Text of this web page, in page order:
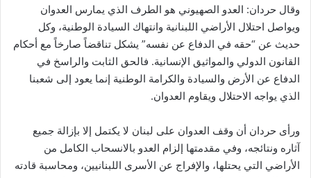
وقال حردان: العدو الصهيوني هو الطرف الذي يمارس العدوان
ويواصل احتلال الأراضي اللبنانية وانتهاك السيادة الوطنية، وكل
حديث عن “حقه في الدفاع عن نفسه” يشكل تناقضاً صارخاً مع أحكام
القانون الدولي والمواثيق الإنسانية. فالحق الثابت والراسخ في
الدفاع عن الأرض والسيادة والكرامة الوطنية إنما يعود إلى شعبنا
الذي يواجه الاحتلال ويقاوم العدوان.
ورأى حردان أن وقف العدوان على لبنان لا يكتمل إلا بإزالة جميع
آثاره ونتائجه، وفي مقدمتها إلزام العدو بالانسحاب الكامل من
الأراضي التي يحتلها، والإفراج عن الأسرى اللبنانيين، ومحاسبة قادته